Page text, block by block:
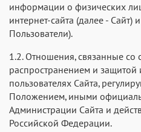
информации о физических
интернет-сайта (далее - Сайт)
Пользователи).
1.2. Отношения, связанные со
распространением и
пользователях Сайта,
Положением, иными
Администрации Сайта и
Российской Федерации.